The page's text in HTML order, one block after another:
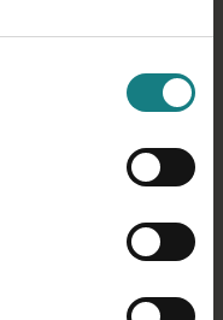
Sjælland